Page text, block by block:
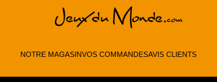
NOTRE MAGASINVOS COMMANDESAVIS CLIENTS